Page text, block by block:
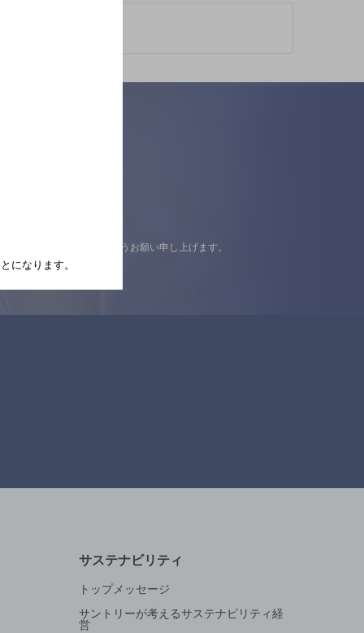
の上ご来店くださいますようお願い申し上げます。
サステナビリティ
トップメッセージ
サントリーが考えるサステナビリティ経
営
になります。